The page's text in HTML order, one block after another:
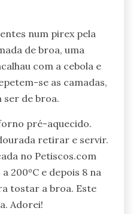
num pirex pela
de broa, uma
com a cebola e
se as camadas,
ser de broa.
pré-aquecido.
retirar e servir.
no Petiscos.com
200ºC e depois 8 na
tostar a broa. Este
Adorei!